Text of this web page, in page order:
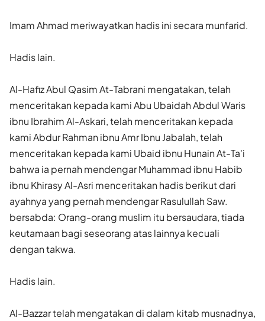
Imam Ahmad meriwayatkan hadis ini secara munfarid.
Hadis lain.
Al-Hafiz Abul Qasim At-Tabrani mengatakan, telah
menceritakan kepada kami Abu Ubaidah Abdul Waris
ibnu Ibrahim Al-Askari, telah menceritakan kepada
kami Abdur Rahman ibnu Amr Ibnu Jabalah, telah
menceritakan kepada kami Ubaid ibnu Hunain At-Ta'i
bahwa ia pernah mendengar Muhammad ibnu Habib
ibnu Khirasy Al-Asri menceritakan hadis berikut dari
ayahnya yang pernah mendengar Rasulullah Saw.
bersabda: Orang-orang muslim itu bersaudara, tiada
keutamaan bagi seseorang atas lainnya kecuali
dengan takwa.
Hadis lain.
Al-Bazzar telah mengatakan di dalam kitab musnadnya,